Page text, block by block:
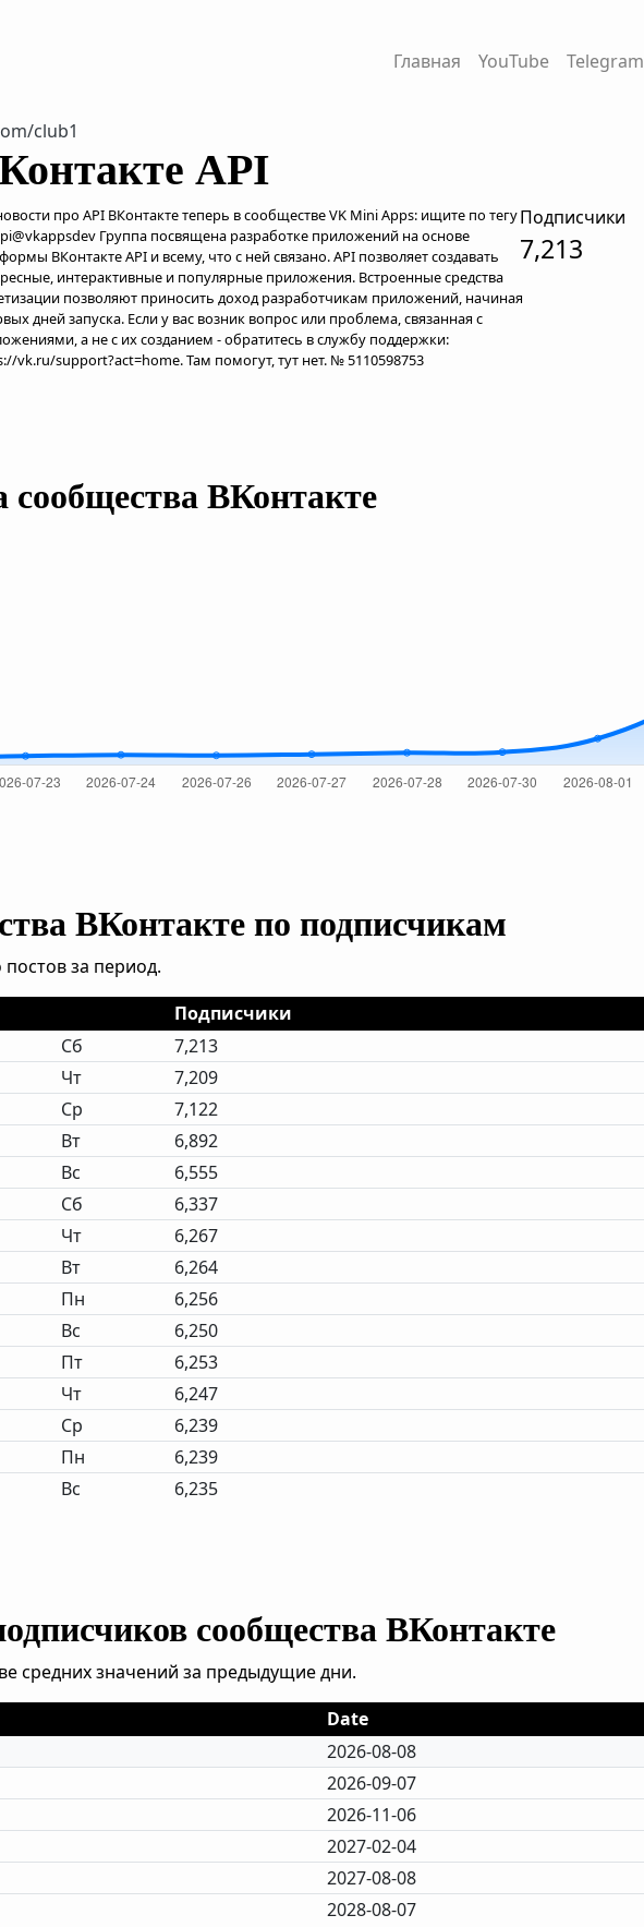
Главная YouTube Telegram
club1
API
про API ВКонтакте теперь в сообществе VK Mini Apps: ищите по тегу
Группа посвящена разработке приложений на основе
ВКонтакте API и всему, что с ней связано. API позволяет создавать
интерактивные и популярные приложения. Встроенные средства
позволяют приносить доход разработчикам приложений, начиная
дней запуска. Если у вас возник вопрос или проблема, связанная с
а не с их созданием - обратитесь в службу поддержки:
vk.ru/support?act=home. Там помогут, тут нет. № 5110598753
Подписчики
7,213
сообщества ВКонтакте
ВКонтакте по подписчикам
за период.
Подписчики
Сб 7,213
Чт 7,209
Ср 7,122
Вт 6,892
Вс 6,555
Сб 6,337
Чт 6,267
Вт 6,264
Пн 6,256
Вс 6,250
Пт 6,253
Чт 6,247
Ср 6,239
Пн 6,239
Вс 6,235
сообщества ВКонтакте
средних значений за предыдущие дни.
Date
2026-08-08
2026-09-07
2026-11-06
2027-02-04
2027-08-08
2028-08-07